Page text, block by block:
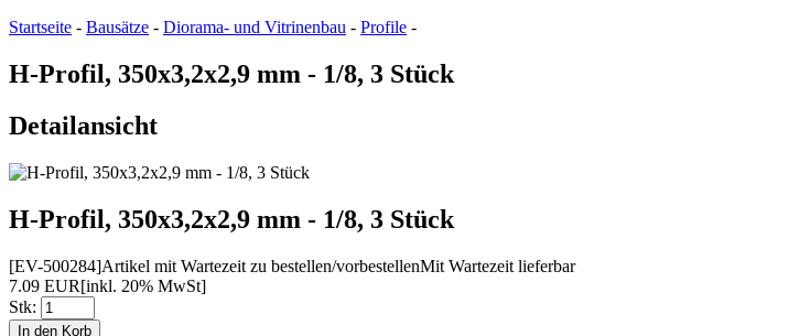
Startseite - Bausätze - Diorama- und Vitrinenbau - Profile -
H-Profil, 350x3,2x2,9 mm - 1/8, 3 Stück
Detailansicht
H-Profil, 350x3,2x2,9 mm - 1/8, 3 Stück
[EV-500284]Artikel mit Wartezeit zu bestellen/vorbestellenMit Wartezeit lieferbar
7.09 EUR[inkl. 20% MwSt]
Stk: